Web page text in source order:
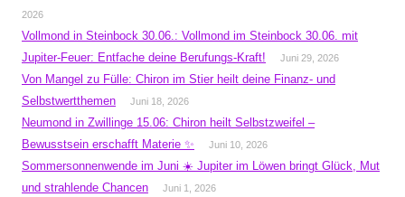
2026
Vollmond in Steinbock 30.06.: Vollmond im Steinbock 30.06. mit
Jupiter-Feuer: Entfache deine Berufungs-Kraft!
Juni 29, 2026
Von Mangel zu Fülle: Chiron im Stier heilt deine Finanz- und
Selbstwertthemen
Juni 18, 2026
Neumond in Zwillinge 15.06: Chiron heilt Selbstzweifel –
Bewusstsein erschafft Materie ✨
Juni 10, 2026
Sommersonnenwende im Juni ☀️ Jupiter im Löwen bringt Glück, Mut
und strahlende Chancen
Juni 1, 2026